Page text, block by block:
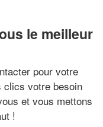
le meilleur
pour votre
clics votre besoin
et vous mettons
!